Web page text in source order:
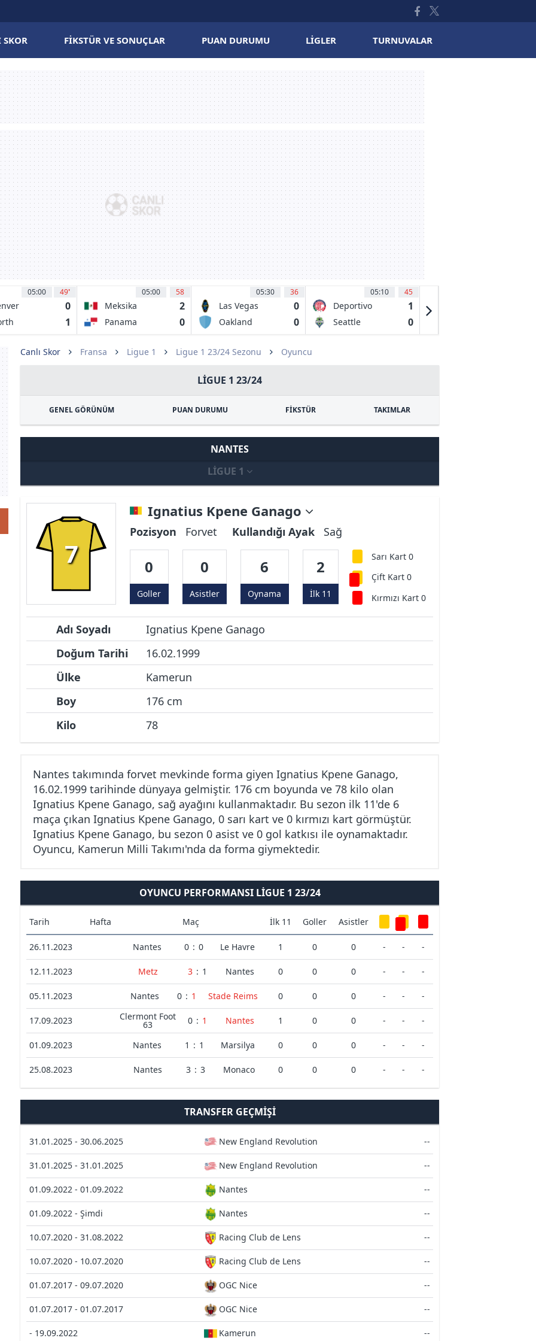
SKOR FIKSTÜR VE SONUÇLAR PUAN DURUMU LIGLER TURNUVALAR
05:00 49'
FC
0
1
05:00 58
Meksika 2
Panama 0
05:30 36
Las Vegas
Lights
0
Oakland
0
05:10 45
Deportivo
Toluca FC
1
Seattle
0
Canlı Skor Fransa Ligue 1 Ligue 1 23/24 Sezonu Oyuncu
LIGUE 1 23/24
GENEL GÖRÜNÜM PUAN DURUMU FİKSTÜR TAKIMLAR
NANTES
LIGUE 1
7
Ignatius Kpene Ganago
Pozisyon Forvet Kullandığı Ayak Sağ
0
Goller
0
Asistler
6
Oynama
2
İlk 11
Sarı Kart 0
Çift Kart 0
Kırmızı Kart 0
Adı Soyadı
Ignatius Kpene Ganago
Doğum Tarihi
16.02.1999
Ülke
Kamerun
Boy
176 cm
Kilo
78
Nantes takımında forvet mevkinde forma giyen Ignatius Kpene Ganago,
16.02.1999 tarihinde dünyaya gelmiştir. 176 cm boyunda ve 78 kilo olan
Ignatius Kpene Ganago, sağ ayağını kullanmaktadır. Bu sezon ilk 11'de 6
maça çıkan Ignatius Kpene Ganago, 0 sarı kart ve 0 kırmızı kart görmüştür.
Ignatius Kpene Ganago, bu sezon 0 asist ve 0 gol katkısı ile oynamaktadır.
Oyuncu, Kamerun Milli Takımı'nda da forma giymektedir.
OYUNCU PERFORMANSI LIGUE 1 23/24
Tarih Hafta Maç İlk 11 Goller Asistler
26.11.2023 Nantes 0 : 0 Le Havre 1 0 0 - - -
12.11.2023 Metz 3 : 1 Nantes 0 0 0 - - -
05.11.2023 Nantes 0 : 1 Stade Reims 0 0 0 - - -
17.09.2023 Clermont Foot
63 0 : 1 Nantes 1 0 0 - - -
01.09.2023 Nantes 1 : 1 Marsilya 0 0 0 - - -
25.08.2023 Nantes 3 : 3 Monaco 0 0 0 - - -
TRANSFER GEÇMIŞI
31.01.2025 - 30.06.2025 New England Revolution --
31.01.2025 - 31.01.2025 New England Revolution --
01.09.2022 - 01.09.2022 Nantes --
01.09.2022 - Şimdi Nantes --
10.07.2020 - 31.08.2022 Racing Club de Lens --
10.07.2020 - 10.07.2020 Racing Club de Lens --
01.07.2017 - 09.07.2020 OGC Nice --
01.07.2017 - 01.07.2017 OGC Nice --
- 19.09.2022 Kamerun --